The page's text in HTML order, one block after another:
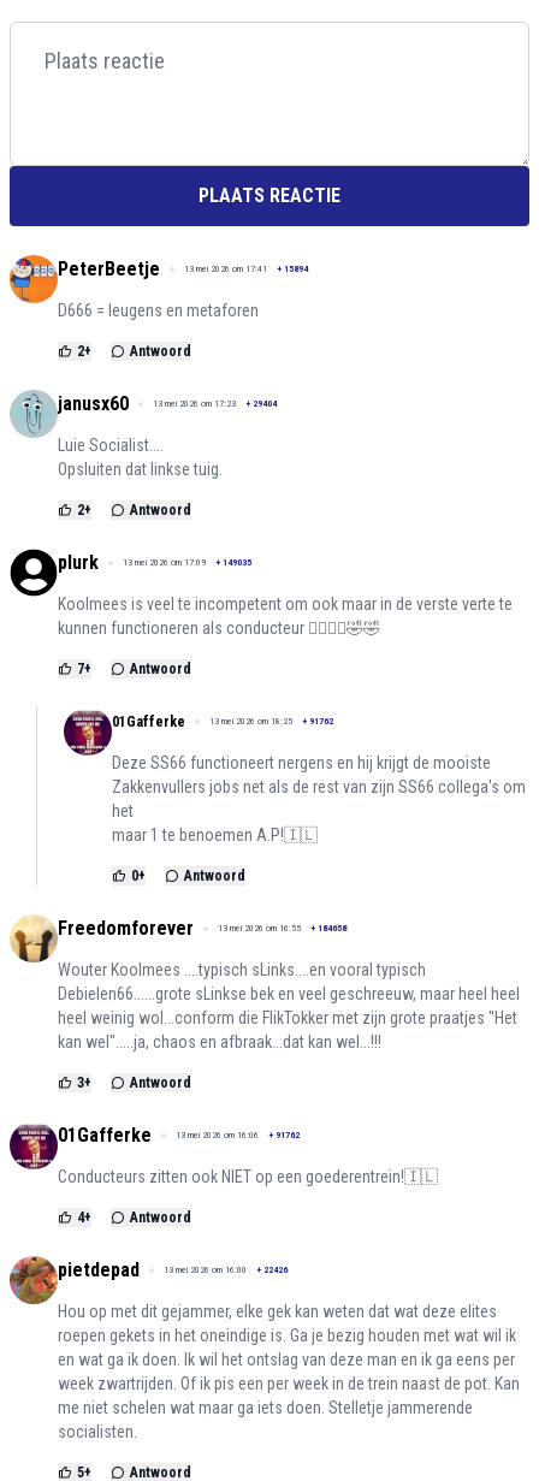
PLAATS REACTIE
PeterBeetje 13 mei 2026 om 17:41 + 15894
D666 = leugens en metaforen
2+ Antwoord
janusx60 13 mei 2026 om 17:23 + 29404
Luie Socialist....
Opsluiten dat linkse tuig.
2+ Antwoord
plurk 13 mei 2026 om 17:09 + 149035
Koolmees is veel te incompetent om ook maar in de verste verte te
kunnen functioneren als conducteur 👮‍♂️👮‍♂️🤣🤣
7+ Antwoord
01Gafferke 13 mei 2026 om 18:25 + 91762
Deze SS66 functioneert nergens en hij krijgt de mooiste
Zakkenvullers jobs net als de rest van zijn SS66 collega's om
het
maar 1 te benoemen A.P!🇮🇱
0+ Antwoord
Freedomforever 13 mei 2026 om 16:55 + 184658
Wouter Koolmees ....typisch sLinks....en vooral typisch
Debielen66......grote sLinkse bek en veel geschreeuw, maar heel heel
heel weinig wol...conform die FlikTokker met zijn grote praatjes "Het
kan wel".....ja, chaos en afbraak...dat kan wel...!!!
3+ Antwoord
01Gafferke 13 mei 2026 om 16:06 + 91762
Conducteurs zitten ook NIET op een goederentrein!🇮🇱
4+ Antwoord
pietdepad 13 mei 2026 om 16:00 + 22426
Hou op met dit gejammer, elke gek kan weten dat wat deze elites
roepen gekets in het oneindige is. Ga je bezig houden met wat wil ik
en wat ga ik doen. Ik wil het ontslag van deze man en ik ga eens per
week zwartrijden. Of ik pis een per week in de trein naast de pot. Kan
me niet schelen wat maar ga iets doen. Stelletje jammerende
socialisten.
5+ Antwoord